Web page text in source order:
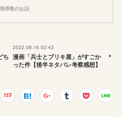
導塾のお話
ち
2022.08.16 02:43
漫画「兵士とブリキ屋」がすごか
った件【後半ネタバレ考察感想】